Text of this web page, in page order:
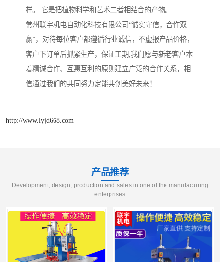
样。 它是把植物科学和艺术二者相结合的产物。
常州联宇机电自动化科技有限公司“诚实守信，合作双
赢”，对待每位客户都遵循行业诚信，不虚报产品价格，
客户下订单后抓紧生产，保证工期,我们愿与新老客户本
着精诚合作、互惠互利的原则建立广泛的合作关系，相
信通过我们的共同努力定能共创美好未来！
http://www.lyjd668.com
产品推荐
Development, design, production and sales in one of the manufacturing
enterprises